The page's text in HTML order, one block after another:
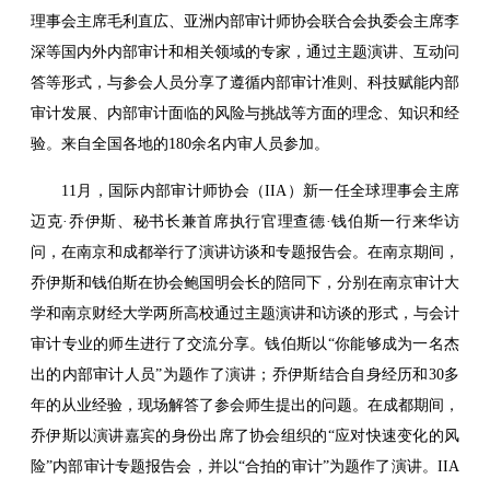
理事会主席毛利直広、亚洲内部审计师协会联合会执委会主席李
深等国内外内部审计和相关领域的专家，通过主题演讲、互动问
答等形式，与参会人员分享了遵循内部审计准则、科技赋能内部
审计发展、内部审计面临的风险与挑战等方面的理念、知识和经
验。来自全国各地的180余名内审人员参加。
11月，国际内部审计师协会（IIA）新一任全球理事会主席
迈克·乔伊斯、秘书长兼首席执行官理查德·钱伯斯一行来华访
问，在南京和成都举行了演讲访谈和专题报告会。在南京期间，
乔伊斯和钱伯斯在协会鲍国明会长的陪同下，分别在南京审计大
学和南京财经大学两所高校通过主题演讲和访谈的形式，与会计
审计专业的师生进行了交流分享。钱伯斯以“你能够成为一名杰
出的内部审计人员”为题作了演讲；乔伊斯结合自身经历和30多
年的从业经验，现场解答了参会师生提出的问题。在成都期间，
乔伊斯以演讲嘉宾的身份出席了协会组织的“应对快速变化的风
险”内部审计专题报告会，并以“合拍的审计”为题作了演讲。IIA